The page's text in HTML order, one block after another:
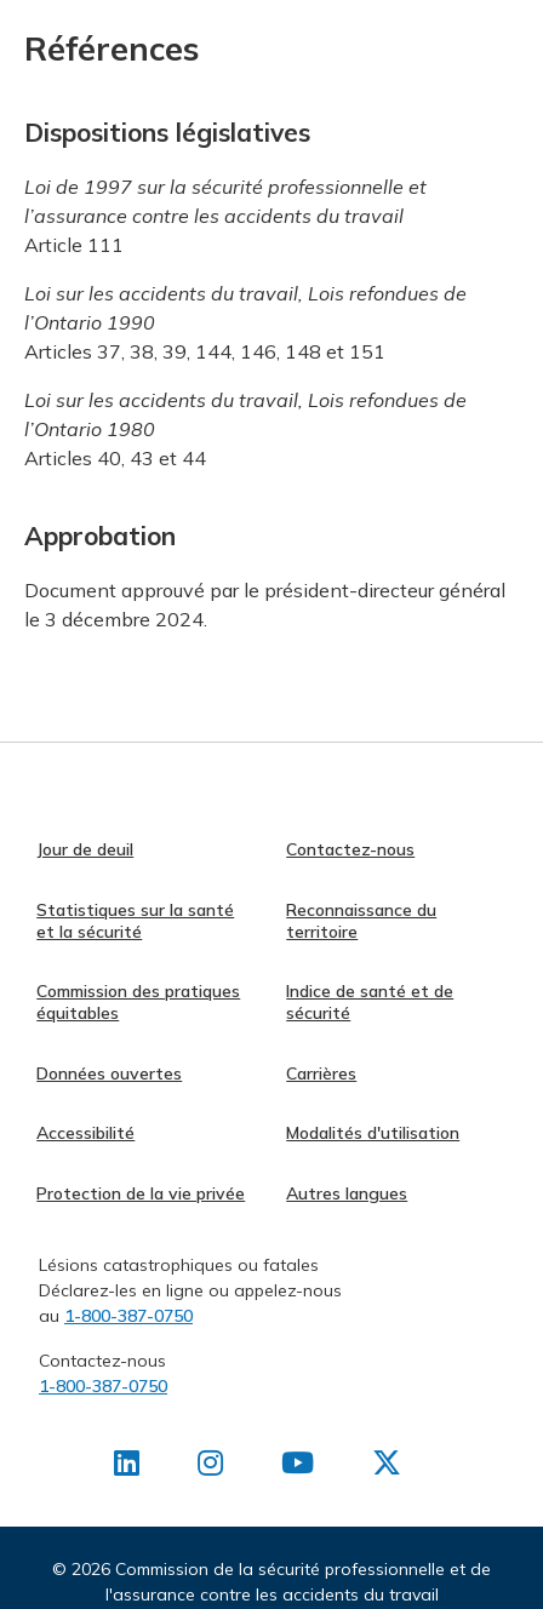
Références
Dispositions législatives
Loi de 1997 sur la sécurité professionnelle et
l’assurance contre les accidents du travail
Article 111
Loi sur les accidents du travail, Lois refondues de
l’Ontario 1990
Articles 37, 38, 39, 144, 146, 148 et 151
Loi sur les accidents du travail, Lois refondues de
l’Ontario 1980
Articles 40, 43 et 44
Approbation
Document approuvé par le président-directeur général
le 3 décembre 2024.
Jour de deuil Contactez-nous
Statistiques sur la santé
et la sécurité
Reconnaissance du
territoire
Commission des pratiques
équitables
Indice de santé et de
sécurité
Données ouvertes Carrières
Accessibilité Modalités d'utilisation
Protection de la vie privée Autres langues
Lésions catastrophiques ou fatales
Déclarez-les en ligne ou appelez-nous
au 1-800-387-0750
Contactez-nous
1-800-387-0750
© 2026 Commission de la sécurité professionnelle et de
l'assurance contre les accidents du travail